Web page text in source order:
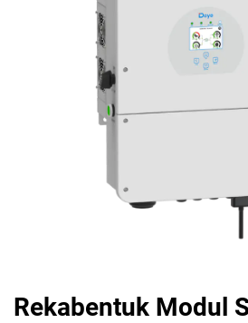
Rekabentuk Modul